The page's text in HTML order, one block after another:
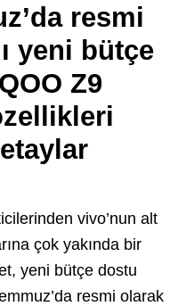
resmi
yeni bütçe
Z9
vivo’nun alt
çok yakında bir
yeni bütçe dostu
resmi olarak